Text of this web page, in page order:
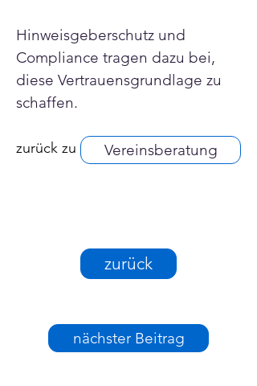
Hinweisgeberschutz und
Compliance tragen dazu bei,
diese Vertrauensgrundlage zu
schaffen.
zurück zu Vereinsberatung
zurück
nächster Beitrag